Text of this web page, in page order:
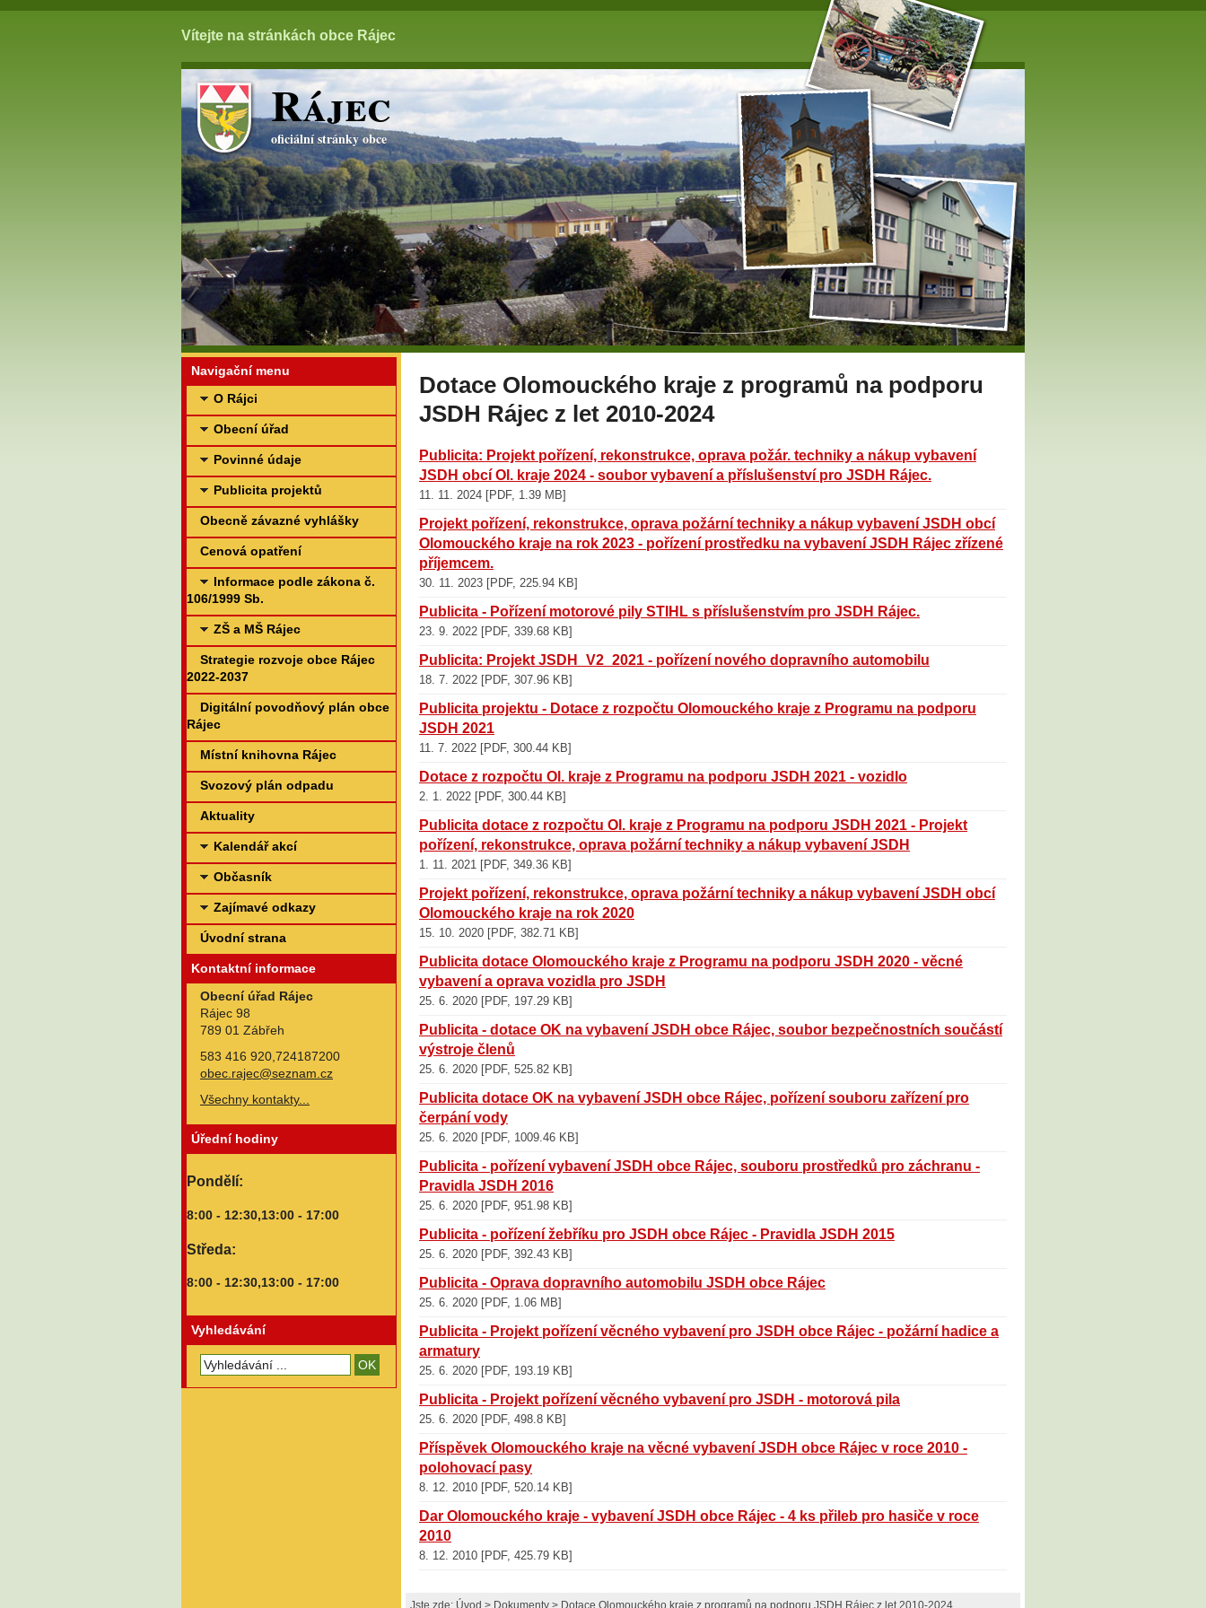
Vítejte na stránkách obce Rájec
Rájec
oficiální stránky obce
Navigační menu
O Rájci
Obecní úřad
Povinné údaje
Publicita projektů
Obecně závazné vyhlášky
Cenová opatření
Informace podle zákona č.
106/1999 Sb.
ZŠ a MŠ Rájec
Strategie rozvoje obce Rájec
2022-2037
Digitální povodňový plán obce
Rájec
Místní knihovna Rájec
Svozový plán odpadu
Aktuality
Kalendář akcí
Občasník
Zajímavé odkazy
Úvodní strana
Kontaktní informace
Obecní úřad Rájec
Rájec 98
789 01 Zábřeh
583 416 920,724187200
obec.rajec@seznam.cz
Všechny kontakty...
Úřední hodiny
Pondělí:
8:00 - 12:30,13:00 - 17:00
Středa:
8:00 - 12:30,13:00 - 17:00
Vyhledávání
Dotace Olomouckého kraje z programů na podporu
JSDH Rájec z let 2010-2024
Publicita: Projekt pořízení, rekonstrukce, oprava požár. techniky a nákup vybavení
JSDH obcí Ol. kraje 2024 - soubor vybavení a příslušenství pro JSDH Rájec.
11. 11. 2024 [PDF, 1.39 MB]
Projekt pořízení, rekonstrukce, oprava požární techniky a nákup vybavení JSDH obcí
Olomouckého kraje na rok 2023 - pořízení prostředku na vybavení JSDH Rájec zřízené
příjemcem.
30. 11. 2023 [PDF, 225.94 KB]
Publicita - Pořízení motorové pily STIHL s příslušenstvím pro JSDH Rájec.
23. 9. 2022 [PDF, 339.68 KB]
Publicita: Projekt JSDH_V2_2021 - pořízení nového dopravního automobilu
18. 7. 2022 [PDF, 307.96 KB]
Publicita projektu - Dotace z rozpočtu Olomouckého kraje z Programu na podporu
JSDH 2021
11. 7. 2022 [PDF, 300.44 KB]
Dotace z rozpočtu Ol. kraje z Programu na podporu JSDH 2021 - vozidlo
2. 1. 2022 [PDF, 300.44 KB]
Publicita dotace z rozpočtu Ol. kraje z Programu na podporu JSDH 2021 - Projekt
pořízení, rekonstrukce, oprava požární techniky a nákup vybavení JSDH
1. 11. 2021 [PDF, 349.36 KB]
Projekt pořízení, rekonstrukce, oprava požární techniky a nákup vybavení JSDH obcí
Olomouckého kraje na rok 2020
15. 10. 2020 [PDF, 382.71 KB]
Publicita dotace Olomouckého kraje z Programu na podporu JSDH 2020 - věcné
vybavení a oprava vozidla pro JSDH
25. 6. 2020 [PDF, 197.29 KB]
Publicita - dotace OK na vybavení JSDH obce Rájec, soubor bezpečnostních součástí
výstroje členů
25. 6. 2020 [PDF, 525.82 KB]
Publicita dotace OK na vybavení JSDH obce Rájec, pořízení souboru zařízení pro
čerpání vody
25. 6. 2020 [PDF, 1009.46 KB]
Publicita - pořízení vybavení JSDH obce Rájec, souboru prostředků pro záchranu -
Pravidla JSDH 2016
25. 6. 2020 [PDF, 951.98 KB]
Publicita - pořízení žebříku pro JSDH obce Rájec - Pravidla JSDH 2015
25. 6. 2020 [PDF, 392.43 KB]
Publicita - Oprava dopravního automobilu JSDH obce Rájec
25. 6. 2020 [PDF, 1.06 MB]
Publicita - Projekt pořízení věcného vybavení pro JSDH obce Rájec - požární hadice a
armatury
25. 6. 2020 [PDF, 193.19 KB]
Publicita - Projekt pořízení věcného vybavení pro JSDH - motorová pila
25. 6. 2020 [PDF, 498.8 KB]
Příspěvek Olomouckého kraje na věcné vybavení JSDH obce Rájec v roce 2010 -
polohovací pasy
8. 12. 2010 [PDF, 520.14 KB]
Dar Olomouckého kraje - vybavení JSDH obce Rájec - 4 ks přileb pro hasiče v roce
2010
8. 12. 2010 [PDF, 425.79 KB]
Jste zde: Úvod > Dokumenty > Dotace Olomouckého kraje z programů na podporu JSDH Rájec z let 2010-2024